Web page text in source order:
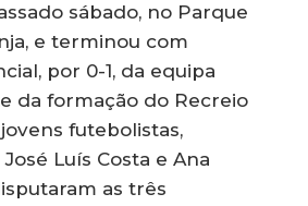
sábado, no Parque
e terminou com
por 0-1, da equipa
da formação do Recreio
futebolistas,
Luís Costa e Ana
as três